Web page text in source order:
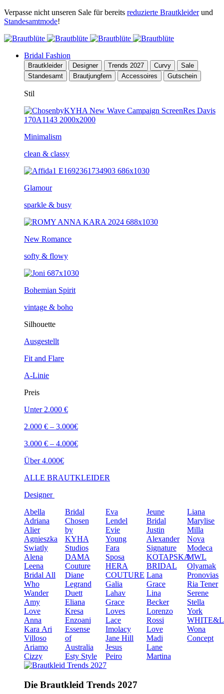
Verpasse nicht unseren Sale für bereits reduzierte Brautkleiderund
Standesamtmode!
Bridal Fashion
Brautkleider Designer Trends 2027 Curvy
Sale
Standesamt
Brautjungfern Accessoires Gutschein
Stil
Minimalism
clean & classy
Glamour
sparkle & busy
New Romance
softy & flowy
Bohemian Spirit
vintage & boho
Silhouette
Ausgestellt
Fit and Flare
A-Linie
Preis
Unter 2.000 €
2.000 € – 3.000€
3.000 € – 4.000€
Über 4.000€
ALLE BRAUTKLEIDER
Designer
Abella
Adriana
Alier
Agnieszka
Swiatly
Alena
Leena
Bridal All
Who
Wander
Amy
Love
Anna
Kara Ari
Villoso
Ariamo
Cizzy
Bridal
Chosen
by
KYHA
Studios
DAMA
Couture
Diane
Legrand
Duett
Eliana
Kresa
Enzoani
Essense
of
Australia
Esty Style
Eva
Lendel
Evie
Young
Fara
Sposa
HERA
COUTURE
Galia
Lahav
Grace
Loves
Lace
Imolacy
Jane Hill
Jesus
Peiro
Jeune
Bridal
Justin
Alexander
Signature
KOTAPSKA
BRIDAL
Lana
Grace
Lina
Becker
Lorenzo
Rossi
Love
Madi
Lane
Martina
Liana
Marylise
Milla
Nova
Modeca
MWL
Olyamak
Pronovias
Ria Tener
Serene
Stella
York
Wona
Concept
Die Brautkleid Trends 2027